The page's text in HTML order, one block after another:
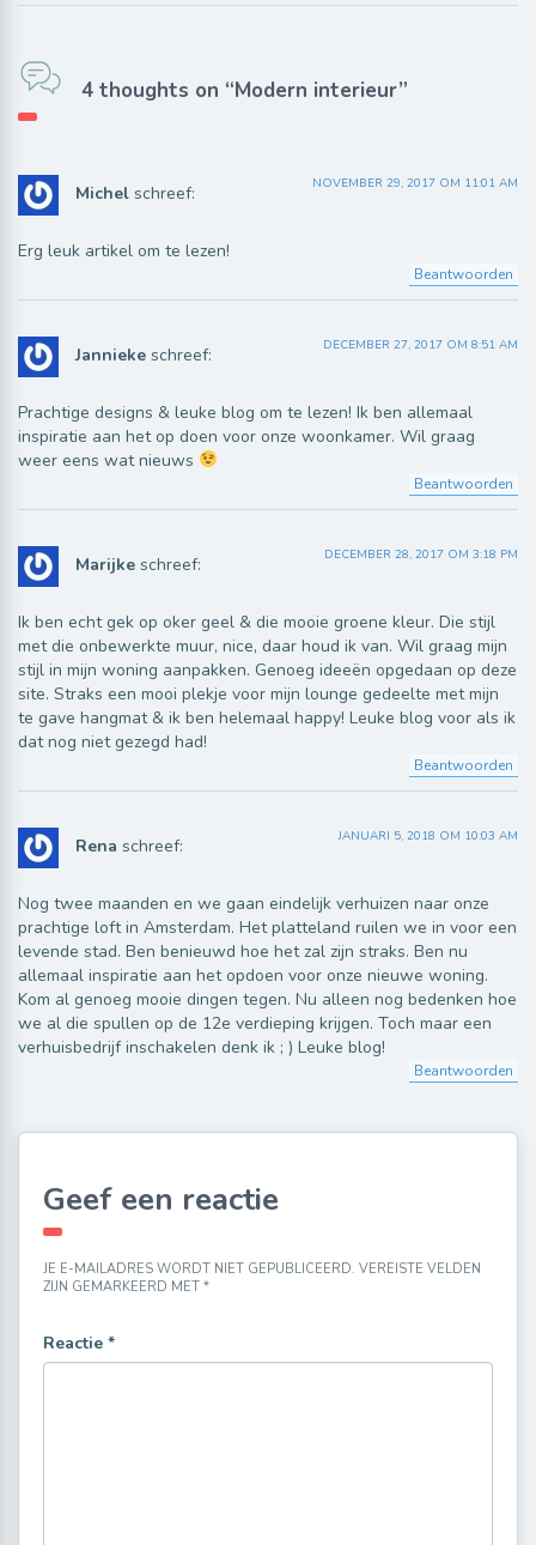
4 thoughts on “Modern interieur”
Michel schreef: NOVEMBER 29, 2017 OM 11:01 AM
Erg leuk artikel om te lezen!
Beantwoorden
Jannieke schreef: DECEMBER 27, 2017 OM 8:51 AM
Prachtige designs & leuke blog om te lezen! Ik ben allemaal
inspiratie aan het op doen voor onze woonkamer. Wil graag
weer eens wat nieuws
Beantwoorden
Marijke schreef: DECEMBER 28, 2017 OM 3:18 PM
Ik ben echt gek op oker geel & die mooie groene kleur. Die stijl
met die onbewerkte muur, nice, daar houd ik van. Wil graag mijn
stijl in mijn woning aanpakken. Genoeg ideeën opgedaan op deze
site. Straks een mooi plekje voor mijn lounge gedeelte met mijn
te gave hangmat & ik ben helemaal happy! Leuke blog voor als ik
dat nog niet gezegd had!
Beantwoorden
Rena schreef: JANUARI 5, 2018 OM 10:03 AM
Nog twee maanden en we gaan eindelijk verhuizen naar onze
prachtige loft in Amsterdam. Het platteland ruilen we in voor een
levende stad. Ben benieuwd hoe het zal zijn straks. Ben nu
allemaal inspiratie aan het opdoen voor onze nieuwe woning.
Kom al genoeg mooie dingen tegen. Nu alleen nog bedenken hoe
we al die spullen op de 12e verdieping krijgen. Toch maar een
verhuisbedrijf inschakelen denk ik ; ) Leuke blog!
Beantwoorden
Geef een reactie
JE E-MAILADRES WORDT NIET GEPUBLICEERD. VEREISTE VELDEN
ZIJN GEMARKEERD MET *
Reactie *